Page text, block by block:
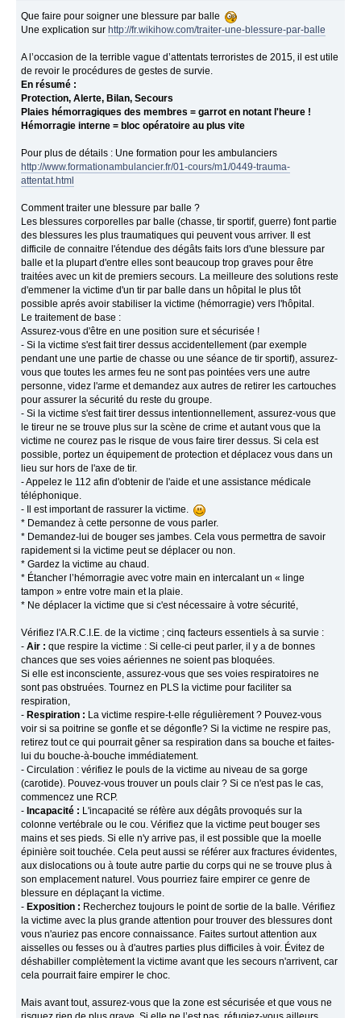
Que faire pour soigner une blessure par balle
Une explication sur http://fr.wikihow.com/traiter-une-blessure-par-balle
A l’occasion de la terrible vague d’attentats terroristes de 2015, il est utile
de revoir le procédures de gestes de survie.
En résumé :
Protection, Alerte, Bilan, Secours
Plaies hémorragiques des membres = garrot en notant l'heure !
Hémorragie interne = bloc opératoire au plus vite
Pour plus de détails : Une formation pour les ambulanciers
http://www.formationambulancier.fr/01-cours/m1/0449-trauma-
attentat.html
Comment traiter une blessure par balle ?
Les blessures corporelles par balle (chasse, tir sportif, guerre) font partie
des blessures les plus traumatiques qui peuvent vous arriver. Il est
difficile de connaitre l'étendue des dégâts faits lors d'une blessure par
balle et la plupart d'entre elles sont beaucoup trop graves pour être
traitées avec un kit de premiers secours. La meilleure des solutions reste
d'emmener la victime d'un tir par balle dans un hôpital le plus tôt
possible aprés avoir stabiliser la victime (hémorragie) vers l'hôpital.
Le traitement de base :
Assurez-vous d'être en une position sure et sécurisée !
- Si la victime s'est fait tirer dessus accidentellement (par exemple
pendant une une partie de chasse ou une séance de tir sportif), assurez-
vous que toutes les armes feu ne sont pas pointées vers une autre
personne, videz l'arme et demandez aux autres de retirer les cartouches
pour assurer la sécurité du reste du groupe.
- Si la victime s'est fait tirer dessus intentionnellement, assurez-vous que
le tireur ne se trouve plus sur la scène de crime et autant vous que la
victime ne courez pas le risque de vous faire tirer dessus. Si cela est
possible, portez un équipement de protection et déplacez vous dans un
lieu sur hors de l'axe de tir.
- Appelez le 112 afin d'obtenir de l'aide et une assistance médicale
téléphonique.
- Il est important de rassurer la victime.
* Demandez à cette personne de vous parler.
* Demandez-lui de bouger ses jambes. Cela vous permettra de savoir
rapidement si la victime peut se déplacer ou non.
* Gardez la victime au chaud.
* Étancher l’hémorragie avec votre main en intercalant un « linge
tampon » entre votre main et la plaie.
* Ne déplacer la victime que si c'est nécessaire à votre sécurité,
Vérifiez l'A.R.C.I.E. de la victime ; cinq facteurs essentiels à sa survie :
-Air : que respire la victime : Si celle-ci peut parler, il y a de bonnes
chances que ses voies aériennes ne soient pas bloquées.
Si elle est inconsciente, assurez-vous que ses voies respiratoires ne
sont pas obstruées. Tournez en PLS la victime pour faciliter sa
respiration,
- Respiration : La victime respire-t-elle régulièrement ? Pouvez-vous
voir si sa poitrine se gonfle et se dégonfle? Si la victime ne respire pas,
retirez tout ce qui pourrait gêner sa respiration dans sa bouche et faites-
lui du bouche-à-bouche immédiatement.
- Circulation : vérifiez le pouls de la victime au niveau de sa gorge
(carotide). Pouvez-vous trouver un pouls clair ? Si ce n'est pas le cas,
commencez une RCP.
- Incapacité : L'incapacité se réfère aux dégâts provoqués sur la
colonne vertébrale ou le cou. Vérifiez que la victime peut bouger ses
mains et ses pieds. Si elle n'y arrive pas, il est possible que la moelle
épinière soit touchée. Cela peut aussi se référer aux fractures évidentes,
aux dislocations ou à toute autre partie du corps qui ne se trouve plus à
son emplacement naturel. Vous pourriez faire empirer ce genre de
blessure en déplaçant la victime.
- Exposition : Recherchez toujours le point de sortie de la balle. Vérifiez
la victime avec la plus grande attention pour trouver des blessures dont
vous n'auriez pas encore connaissance. Faites surtout attention aux
aisselles ou fesses ou à d'autres parties plus difficiles à voir. Évitez de
déshabiller complètement la victime avant que les secours n'arrivent, car
cela pourrait faire empirer le choc.
Mais avant tout, assurez-vous que la zone est sécurisée et que vous ne